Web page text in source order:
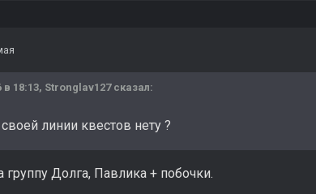
в 18:13, Stronglav127сказал:
линии квестов нету ?
группу Долга, Павлика + побочки.